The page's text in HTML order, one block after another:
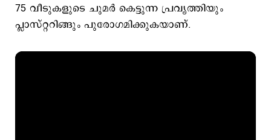
75 വീടുകളുടെ ചുമര്‍ കെട്ടുന്ന പ്രവൃത്തിയും
പ്ലാസ്റ്ററിങ്ങും പുരോഗമിക്കുകയാണ്.